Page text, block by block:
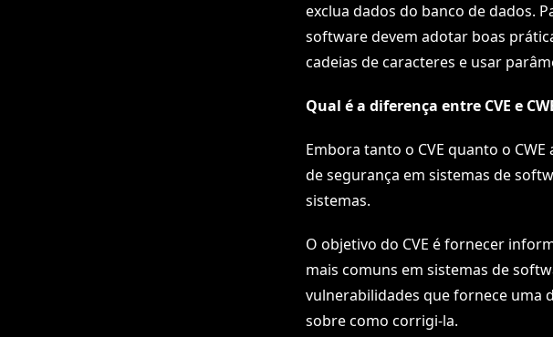
exclua dados do banco de dados.
software devem adotar boas
cadeias de caracteres e usar
Qual é a diferença entre CVE e
Embora tanto o CVE quanto o
de segurança em sistemas de
sistemas.
O objetivo do CVE é fornecer
mais comuns em sistemas de
vulnerabilidades que fornece uma
sobre como corrigi-la.